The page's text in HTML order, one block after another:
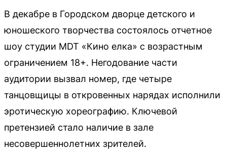
В декабре в Городском дворце детского и
юношеского творчества состоялось отчетное
шоу студии MDT «Кино елка» с возрастным
ограничением 18+. Негодование части
аудитории вызвал номер, где четыре
танцовщицы в откровенных нарядах исполнили
эротическую хореографию. Ключевой
претензией стало наличие в зале
несовершеннолетних зрителей.